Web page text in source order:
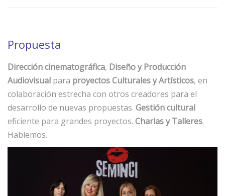
Propuesta
Dirección cinematográfica, Diseño y Producción
Audiovisual para proyectos Culturales y Artísticos, en
colaboración estrecha con otros creadores para el
desarrollo de nuevas propuestas. Gestión cultural
eficiente para grandes proyectos. Charlas y Talleres.
Hablemos.